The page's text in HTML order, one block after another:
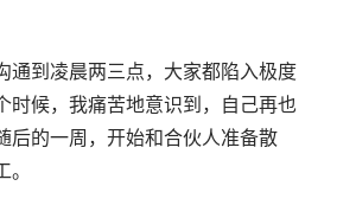
通到凌晨两三点，大家都陷入极度
时候，我痛苦地意识到，自己再也
后的一周，开始和合伙人准备散